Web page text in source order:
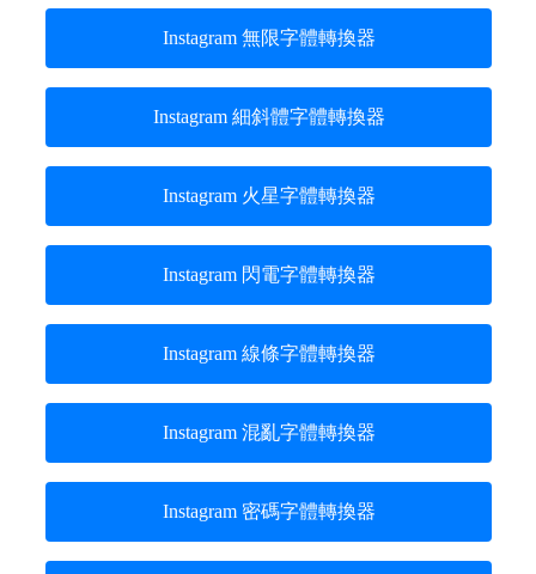
Instagram 無限字體轉換器
Instagram 細斜體字體轉換器
Instagram 火星字體轉換器
Instagram 閃電字體轉換器
Instagram 線條字體轉換器
Instagram 混亂字體轉換器
Instagram 密碼字體轉換器